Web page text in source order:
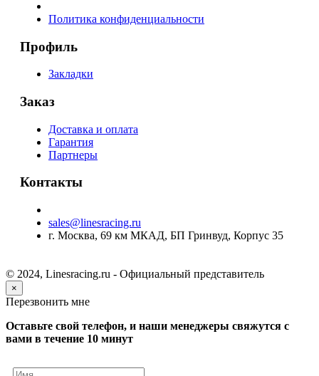
Политика конфиденциальности
Профиль
Закладки
Заказ
Доставка и оплата
Гарантия
Партнеры
Контакты
sales@linesracing.ru
г. Москва, 69 км МКАД, БП Гринвуд, Корпус 35
© 2024, Linesracing.ru - Официальный представитель
×
Перезвонить мне
Оставьте свой телефон, и наши менеджеры свяжутся с
вами в течение 10 минут